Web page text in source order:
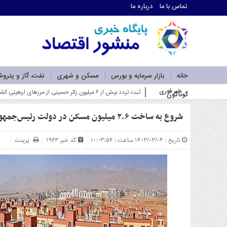
تماس با ما درباره ما
خانه بازار سرمایه و بورس مسکن و شهری
نفت، گاز و
گوناگون
ما
درباره
سرویس
ها
خانه
بازار
سرمایه
و
بورس
مسکن
و
شهری
نفت،
خبر فوری ضرورت بازآفرینی در نقشه راه لجستیک و کریدورها_
شروع به ساخت ۲.۶ میلیون مسکن در دولت رئیس‌جمهور شهید
تاریخ : ۱۴۰۳/۰۳/۰۴ ساعت : ۱۰:۰۳:۵۶ کد خبر 1963 پرینت